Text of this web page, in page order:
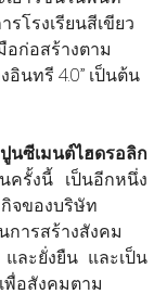
โรงเรียนสีเขียว
ก่อสร้างตาม
อินทรี 4.0” เป็นต้น
นซีเมนต์ไฮดรอลิก
ครั้งนี้ เป็นอีกหนึ่ง
จของบริษัท
ารสร้างสังคม
ละยั่งยืน และเป็น
พื่อสังคมตาม